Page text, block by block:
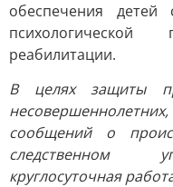
обеспечения детей
реабилитации.
В целях защиты
сообщений о
следственном
круглосуточная